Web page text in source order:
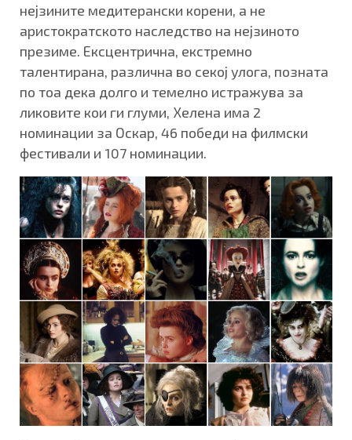
нејзините медитерански корени, а не
аристократското наследство на нејзиното
презиме. Ексцентрична, екстремно
талентирана, различна во секој улога, позната
по тоа дека долго и темелно истражува за
ликовите кои ги глуми, Хелена има 2
номинации за Оскар, 46 победи на филмски
фестивали и 107 номинации.